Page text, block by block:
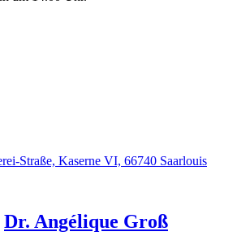
Straße, Kaserne VI, 66740 Saarlouis
Dr. Angélique Groß